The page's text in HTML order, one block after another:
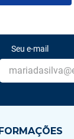
Seu e-mail